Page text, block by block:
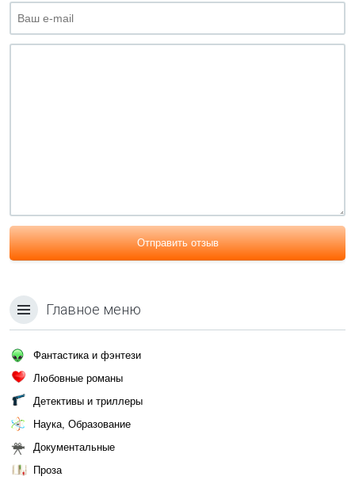
Отправить отзыв
Главное меню
Фантастика и фэнтези
Любовные романы
Детективы и триллеры
Наука, Образование
Документальные
Проза